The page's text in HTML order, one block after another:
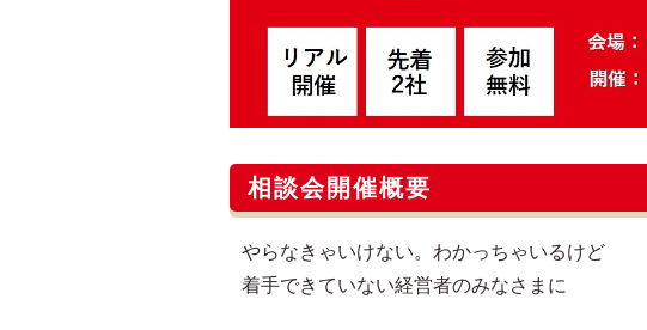
相談会開催概要
やらなきゃいけない。わかっちゃいるけど
着手できていない経営者のみなさまに